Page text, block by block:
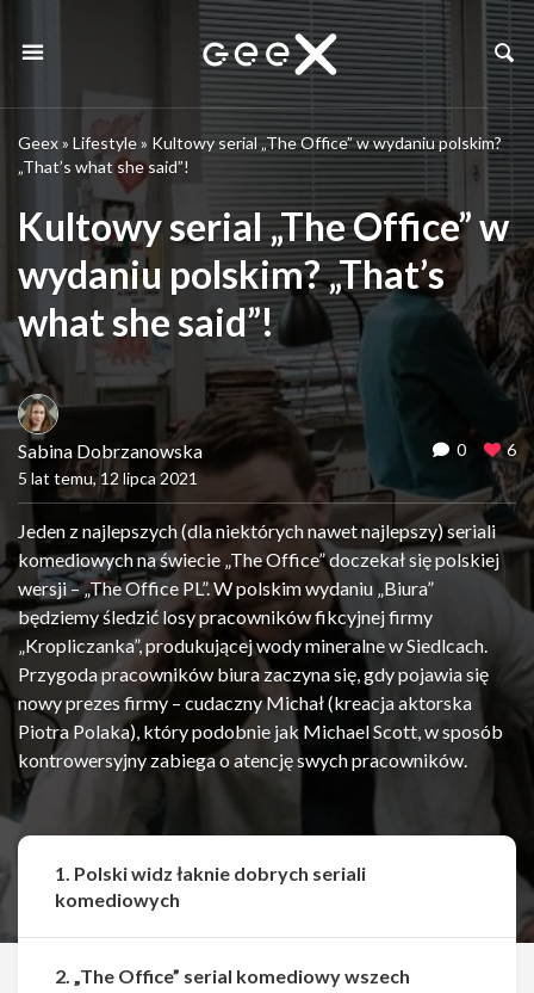
Geex» Lifestyle» Kultowy serial „The Office” w wydaniu polskim?
„That’s what she said”!
Kultowy serial „The Office” w
wydaniu polskim? „That’s
what she said”!
Sabina Dobrzanowska
5 lat temu, 12 lipca 2021
0 6
Jeden z najlepszych (dla niektórych nawet najlepszy) seriali
komediowych na świecie „The Office” doczekał się polskiej
wersji – „The Office PL”. W polskim wydaniu „Biura”
będziemy śledzić losy pracowników fikcyjnej firmy
„Kropliczanka”, produkującej wody mineralne w Siedlcach.
Przygoda pracowników biura zaczyna się, gdy pojawia się
nowy prezes firmy – cudaczny Michał (kreacja aktorska
Piotra Polaka), który podobnie jak Michael Scott, w sposób
kontrowersyjny zabiega o atencję swych pracowników.
1. Polski widz łaknie dobrych seriali
komediowych
2. „The Office” serial komediowy wszech